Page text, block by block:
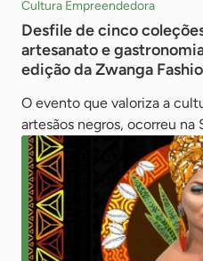
Cultura Empreendedora
Desfile de cinco
artesanato e
edição da Zwanga
O evento que valoriza a
artesãos negros, ocorreu na